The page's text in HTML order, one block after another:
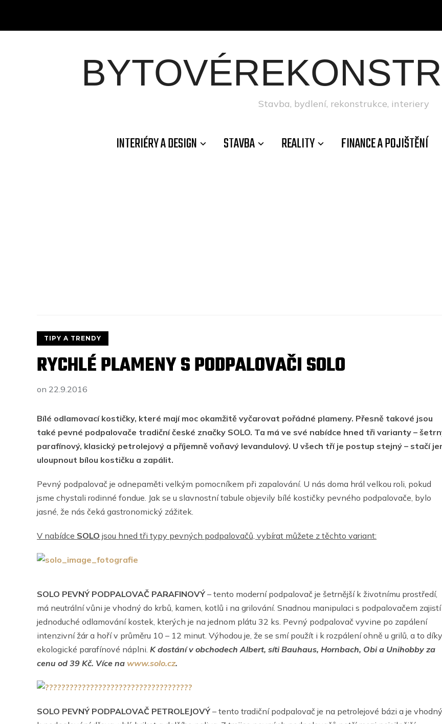
Stavba, bydlení, rekonstrukce, interiery
INTERIÉRY A DESIGN STAVBA REALITY FINANCE A POJIŠTĚNÍ
TIPY A TRENDY
RYCHLÉ PLAMENY S PODPALOVAČI SOLO
on 22.9.2016
Bílé odlamovací kostičky, které mají moc okamžitě vyčarovat pořádné plameny. Přesně takové jsou
také pevné podpalovače tradiční české značky SOLO. Ta má ve své nabídce hned tři varianty –
parafínový, klasický petrolejový a příjemně voňavý levandulový. U všech tří je postup stejný – stačí
uloupnout bílou kostičku a zapálit.
Pevný podpalovač je odnepaměti velkým pomocníkem při zapalování. U nás doma hrál velkou roli, pokud
jsme chystali rodinné fondue. Jak se u slavnostní tabule objevily bílé kostičky pevného podpalovače, bylo
jasné, že nás čeká gastronomický zážitek.
V nabídce SOLO jsou hned tři typy pevných podpalovačů, vybírat můžete z těchto variant:
SOLO PEVNÝ PODPALOVAČ PARAFINOVÝ– tento moderní podpalovač je šetrnější k životnímu prostředí,
má neutrální vůni je vhodný do krbů, kamen, kotlů i na grilování. Snadnou manipulaci s podpalovačem zajistí
jednoduché odlamování kostek, kterých je na jednom plátu 32 ks. Pevný podpalovač vyvine po zapálení
intenzivní žár a hoří v průměru 10 – 12 minut. Výhodou je, že se smí použít i k rozpálení ohně u grilů, a to díky
ekologické parafínové náplni. K dostání v obchodech Albert, síti Bauhaus, Hornbach, Obi a Unihobby za
cenu od 39 Kč. Více na www.solo.cz.
SOLO PEVNÝ PODPALOVAČ PETROLEJOVÝ– tento tradiční podpalovač je na petrolejové bázi a je vhodný